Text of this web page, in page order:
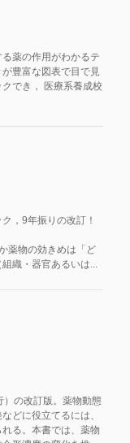
薬の作用がわかるテ
豊富な図表で目で見
でき， 医療系養成校
，9年振りの改訂！
薬物の効きめは「ど
織・器官あるいは...
）の改訂版。薬物動態
どに役立てるには、
る。本書では、薬物